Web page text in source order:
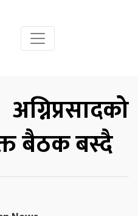
बैठक बस्दै